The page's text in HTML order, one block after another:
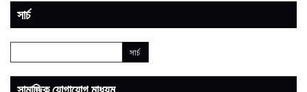
সার্চ